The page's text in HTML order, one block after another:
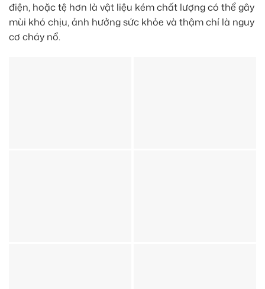
điện, hoặc tệ hơn là vật liệu kém chất lượng có thể gây
mùi khó chịu, ảnh hưởng sức khỏe và thậm chí là nguy
cơ cháy nổ.